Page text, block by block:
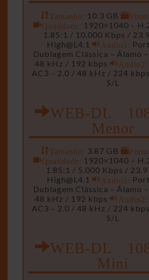
Tamanho: 10.3 GB
Qualidade: 1920×1040 –
1.85:1 / 10.000 Kbps /
High@L4.1
Audio1:
Dublagem Clássica – Álamo
48 kHz / 192 kbps
Audio2:
AC3 – 2.0 / 48 kHz / 224 kbps
S/L
WEB-DL
Menor
Tamanho: 3.87 GB
Qualidade: 1920×1040 –
1.85:1 / 5.000 Kbps /
High@L4.1
Audio1:
Dublagem Clássica – Álamo
48 kHz / 192 kbps
Audio2:
AC3 – 2.0 / 48 kHz / 224 kbps
S/L
WEB-DL
Mini